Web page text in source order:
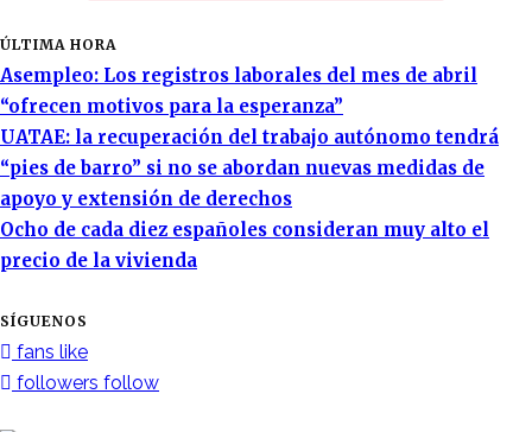
ÚLTIMA HORA
Asempleo: Los registros laborales del mes de abril
“ofrecen motivos para la esperanza”
UATAE: la recuperación del trabajo autónomo tendrá
“pies de barro” si no se abordan nuevas medidas de
apoyo y extensión de derechos
Ocho de cada diez españoles consideran muy alto el
precio de la vivienda
SÍGUENOS
fans like
followers follow